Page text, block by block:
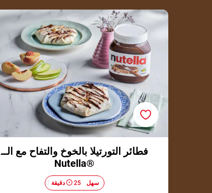
فطائر التورتيلا بالخوخ والتفاح مع الــ ®Nutella
فطائر التورتيلا بالخوخ والتفاح مع الــ
®Nutella
سهل 25 دقيقة